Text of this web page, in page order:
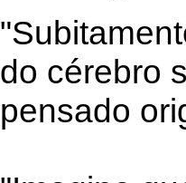
do cérebro
pensado